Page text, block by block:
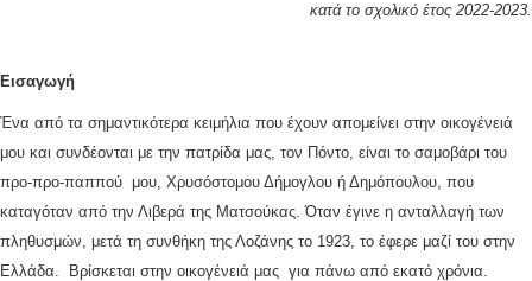
κατά το σχολικό έτος 2022-2023.
Εισαγωγή
Ένα από τα σημαντικότερα κειμήλια που έχουν απομείνει στην οικογένειά
μου και συνδέονται με την πατρίδα μας, τον Πόντο, είναι το σαμοβάρι του
προ-προ-παππού μου, Χρυσόστομου Δήμογλου ή Δημόπουλου, που
καταγόταν από την Λιβερά της Ματσούκας. Όταν έγινε η ανταλλαγή των
πληθυσμών, μετά τη συνθήκη της Λοζάνης το 1923, το έφερε μαζί του στην
Ελλάδα. Βρίσκεται στην οικογένειά μας για πάνω από εκατό χρόνια.